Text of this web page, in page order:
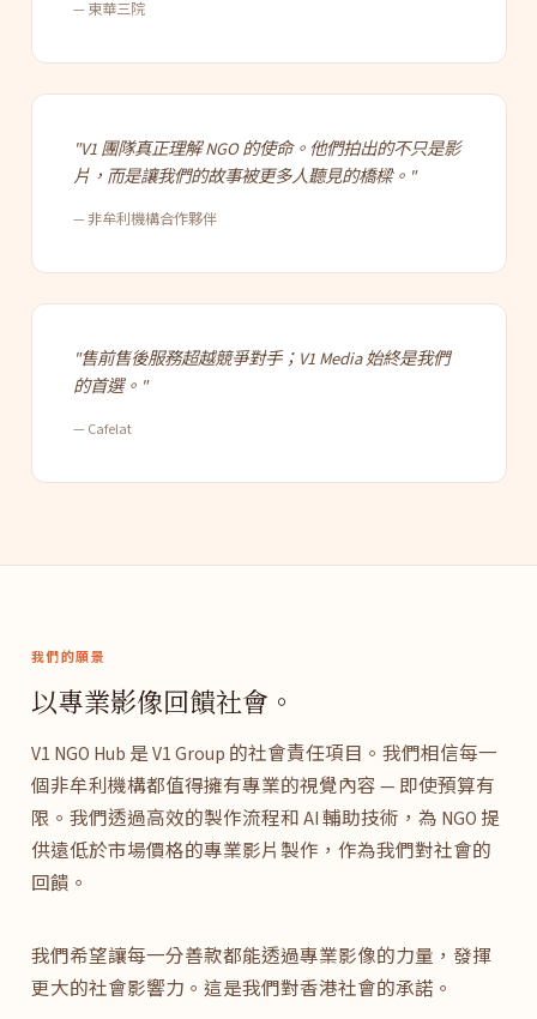
— 東華三院
"V1 團隊真正理解 NGO 的使命。他們拍出的不只是影
片，而是讓我們的故事被更多人聽見的橋樑。"
— 非牟利機構合作夥伴
"售前售後服務超越競爭對手；V1 Media 始終是我們
的首選。"
— Cafelat
我們的願景
以專業影像回饋社會。
V1 NGO Hub 是 V1 Group 的社會責任項目。我們相信每一
個非牟利機構都值得擁有專業的視覺內容 — 即使預算有
限。我們透過高效的製作流程和 AI 輔助技術，為 NGO 提
供遠低於市場價格的專業影片製作，作為我們對社會的
回饋。
我們希望讓每一分善款都能透過專業影像的力量，發揮
更大的社會影響力。這是我們對香港社會的承諾。